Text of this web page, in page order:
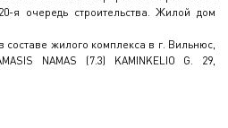
я очередь строительства. Жилой дом
составе жилого комплекса в г. Вильнюс,
NAMAS (7.3) KAMINKELIO G. 29,